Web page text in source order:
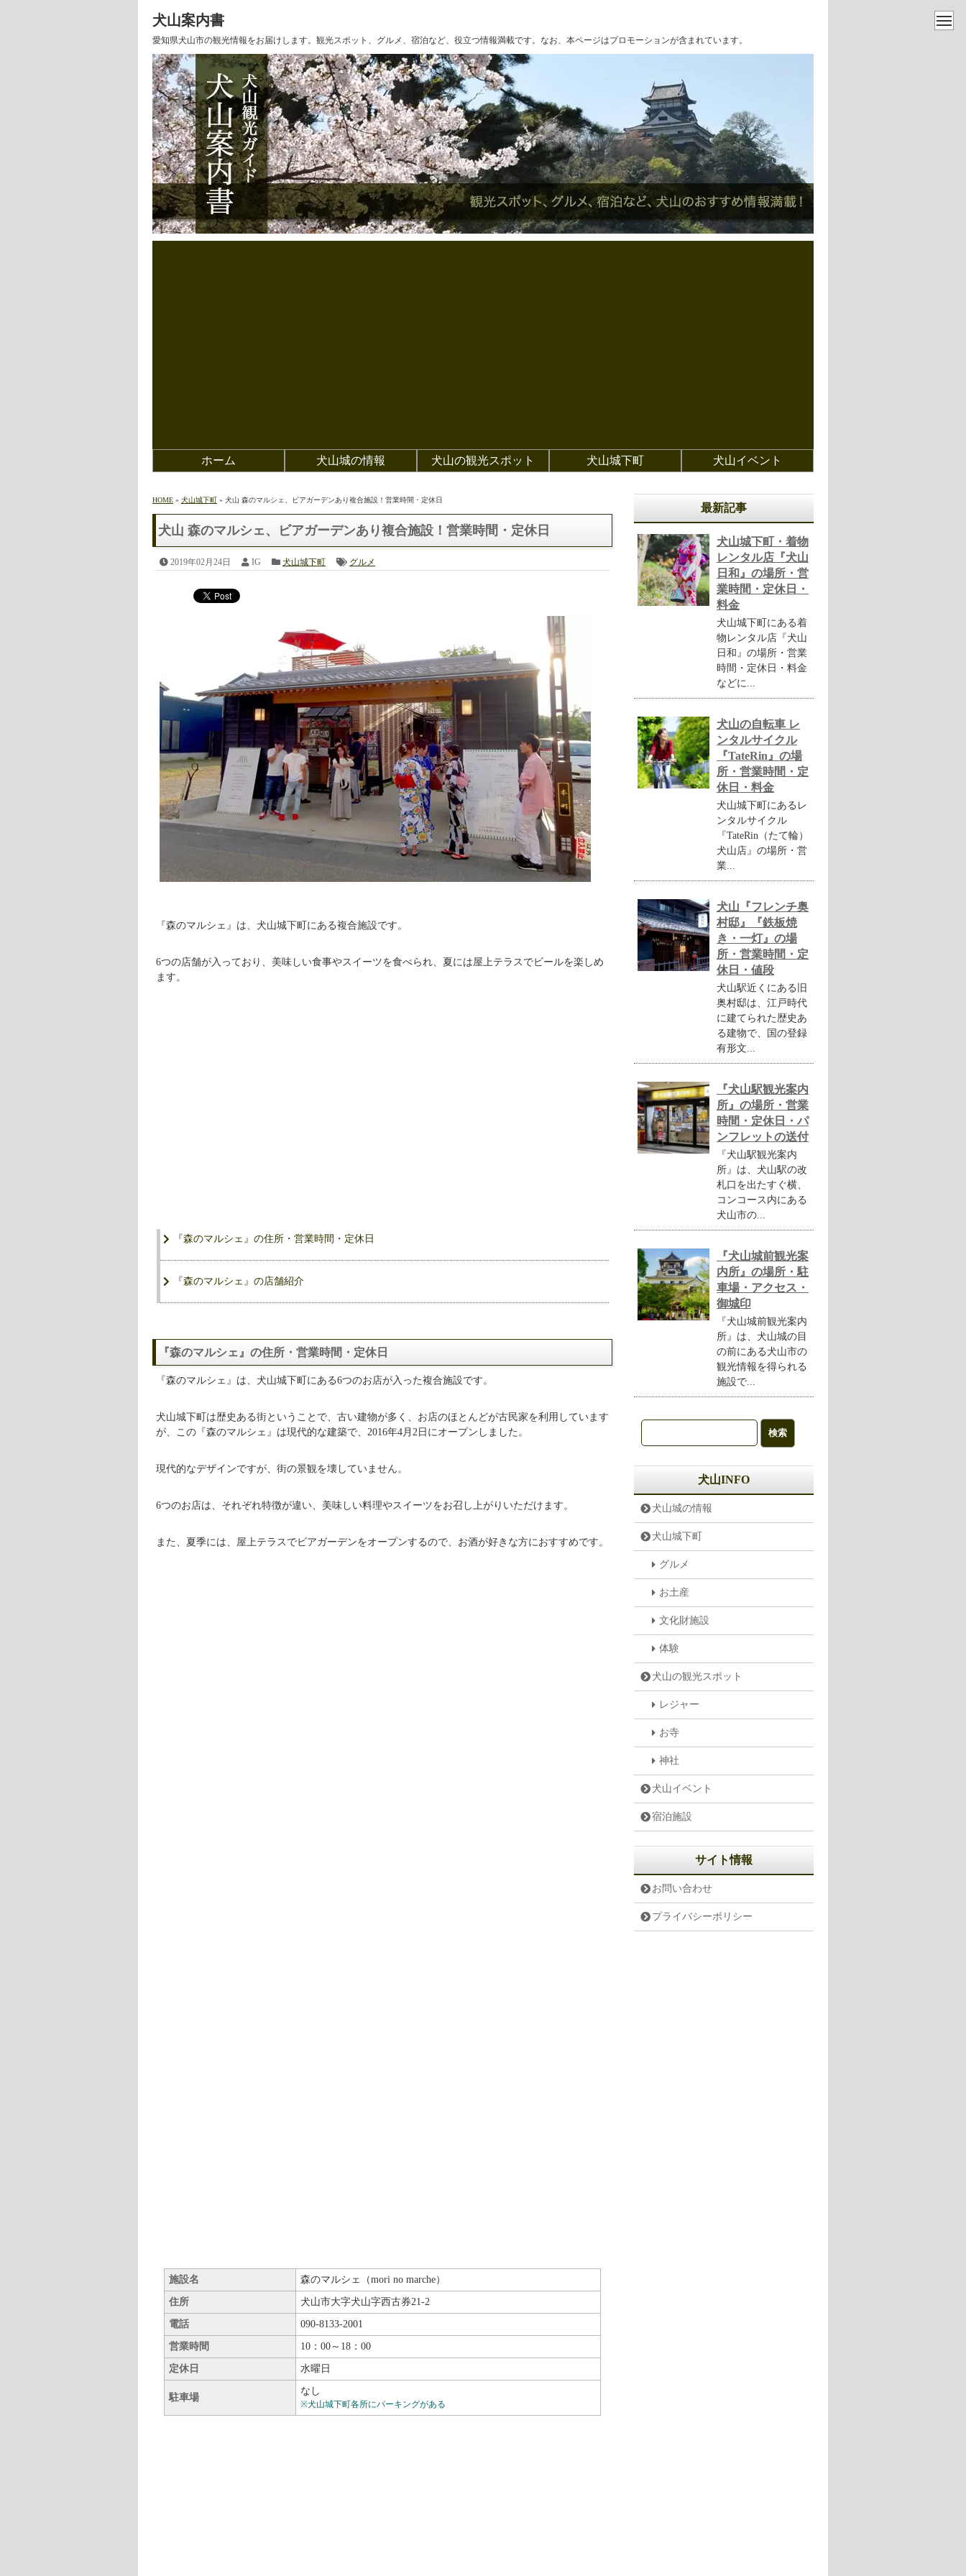
犬山案内書
愛知県犬山市の観光情報をお届けします。観光スポット、グルメ、宿泊など、役立つ情報満載です。なお、本ページはプロモーションが含まれています。
ホーム 犬山城の情報 犬山の観光スポット 犬山城下町 犬山イベント
HOME » 犬山城下町 » 犬山 森のマルシェ、ビアガーデンあり複合施設！営業時間・定休日
犬山 森のマルシェ、ビアガーデンあり複合施設！営業時間・定休日
2019年02月24日 IG 犬山城下町 グルメ
『森のマルシェ』は、犬山城下町にある複合施設です。
6つの店舗が入っており、美味しい食事やスイーツを食べられ、夏には屋上テラスでビールを楽しめ
ます。
『森のマルシェ』の住所・営業時間・定休日
『森のマルシェ』の店舗紹介
『森のマルシェ』の住所・営業時間・定休日
『森のマルシェ』は、犬山城下町にある6つのお店が入った複合施設です。
犬山城下町は歴史ある街ということで、古い建物が多く、お店のほとんどが古民家を利用しています
が、この『森のマルシェ』は現代的な建築で、2016年4月2日にオープンしました。
現代的なデザインですが、街の景観を壊していません。
6つのお店は、それぞれ特徴が違い、美味しい料理やスイーツをお召し上がりいただけます。
また、夏季には、屋上テラスでビアガーデンをオープンするので、お酒が好きな方におすすめです。
施設名 森のマルシェ（mori no marche）
住所 犬山市大字犬山字西古券21-2
電話 090-8133-2001
営業時間 10：00～18：00
定休日 水曜日
駐車場
なし
※犬山城下町各所にパーキングがある
最新記事
犬山城下町・着物
レンタル店『犬山
日和』の場所・営
業時間・定休日・
料金
犬山城下町にある着
物レンタル店『犬山
日和』の場所・営業
時間・定休日・料金
などに...
犬山の自転車 レ
ンタルサイクル
『TateRin』の場
所・営業時間・定
休日・料金
犬山城下町にあるレ
ンタルサイクル
『TateRin（たて輪）
犬山店』の場所・営
業...
犬山『フレンチ奥
村邸』『鉄板焼
き・一灯』の場
所・営業時間・定
休日・値段
犬山駅近くにある旧
奥村邸は、江戸時代
に建てられた歴史あ
る建物で、国の登録
有形文...
『犬山駅観光案内
所』の場所・営業
時間・定休日・パ
ンフレットの送付
『犬山駅観光案内
所』は、犬山駅の改
札口を出たすぐ横、
コンコース内にある
犬山市の...
『犬山城前観光案
内所』の場所・駐
車場・アクセス・
御城印
『犬山城前観光案内
所』は、犬山城の目
の前にある犬山市の
観光情報を得られる
施設で...
犬山INFO
犬山城の情報
犬山城下町
グルメ
お土産
文化財施設
体験
犬山の観光スポット
レジャー
お寺
神社
犬山イベント
宿泊施設
サイト情報
お問い合わせ
プライバシーポリシー